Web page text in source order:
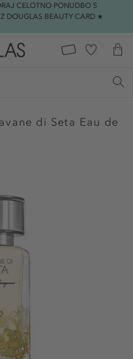
CELOTNO PONUDBO S
DOUGLAS BEAUTY CARD ★
di Seta Eau de